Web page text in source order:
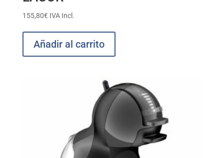
155,80€ IVA Incl.
Añadir al carrito